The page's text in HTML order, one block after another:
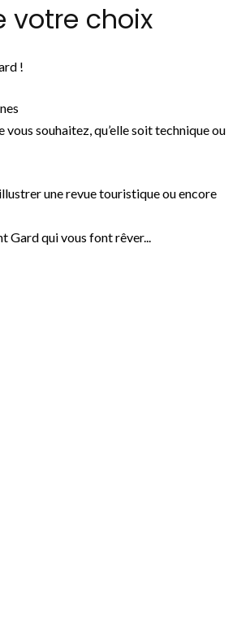
votre choix
!
souhaitez, qu’elle soit technique ou
une revue touristique ou encore
Gard qui vous font rêver...